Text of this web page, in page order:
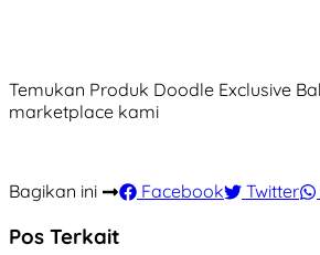
Temukan Produk Doodle Exclusive
marketplace kami
Bagikan ini Facebook Twitter
Pos Terkait